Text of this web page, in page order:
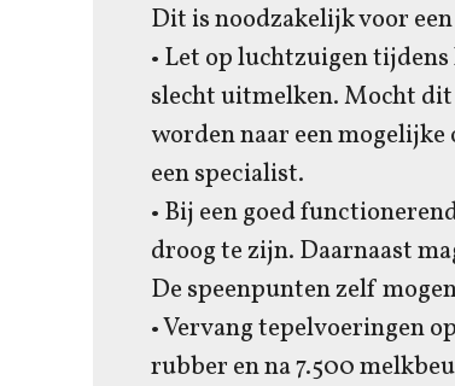
Dit is noodzakelijk voor
• Let op luchtzuigen
slecht uitmelken. Mocht
worden naar een
een specialist.
• Bij een goed
droog te zijn. Daarnaast
De speenpunten zelf
• Vervang tepelvoeringen
rubber en na 7.500